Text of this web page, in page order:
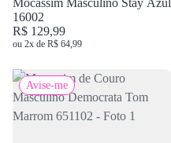
Mocassim Masculino Stay Azul
16002
R$ 129,99
ou 2x de R$ 64,99
Avise-me